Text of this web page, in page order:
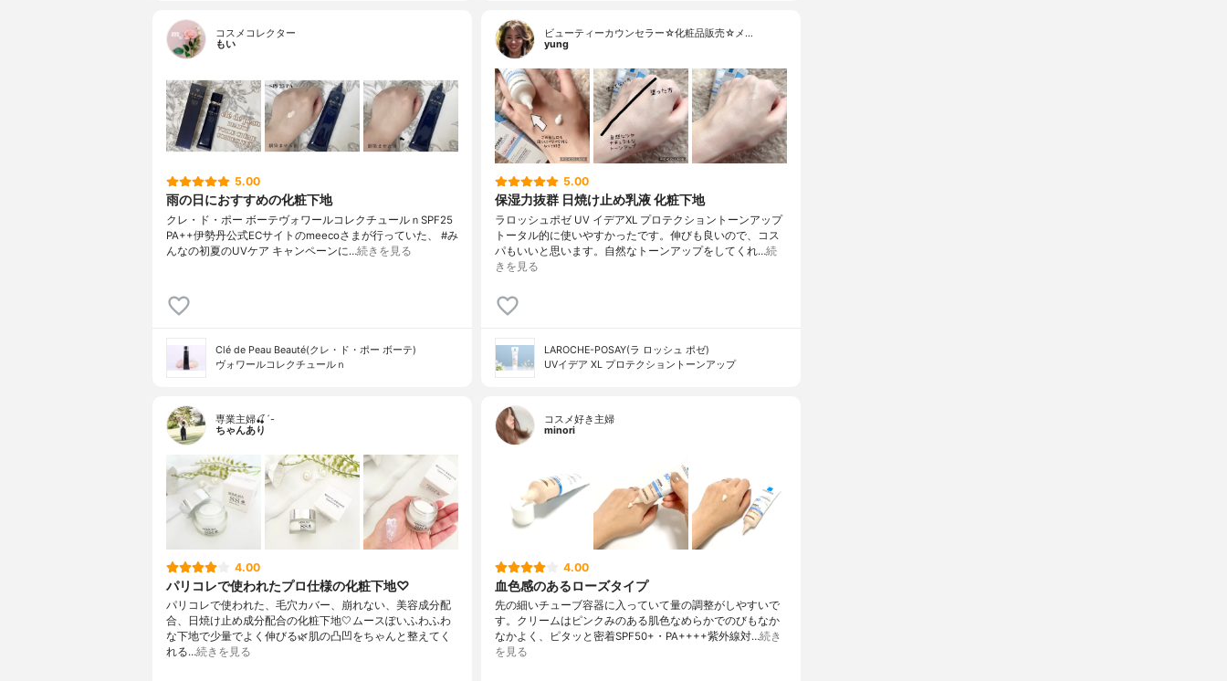
コスメコレクター
もい
5.00
雨の日におすすめの化粧下地
クレ・ド・ポー ボーテヴォワールコレクチュールｎSPF25
PA++伊勢丹公式ECサイトのmeecoさまが行っていた、 #み
んなの初夏のUVケア キャンペーンに…続きを見る
Clé de Peau Beauté(クレ・ド・ポー ボーテ)
ヴォワールコレクチュールｎ
ビューティーカウンセラー☆化粧品販売☆メ…
yung
5.00
保湿力抜群 日焼け止め乳液 化粧下地
ラロッシュポゼ UV イデアXL プロテクショントーンアップ
トータル的に使いやすかったです。伸びも良いので、コス
パもいいと思います。自然なトーンアップをしてくれ…続
きを見る
LAROCHE-POSAY(ラ ロッシュ ポゼ)
UVイデア XL プロテクショントーンアップ
専業主婦🍒´-
ちゃんあり
4.00
パリコレで使われたプロ仕様の化粧下地♡
パリコレで使われた、毛穴カバー、崩れない、美容成分配
合、日焼け止め成分配合の化粧下地🤍ムースぽいふわふわ
な下地で少量でよく伸びる🌿肌の凸凹をちゃんと整えてく
れる…続きを見る
コスメ好き主婦
minori
4.00
血色感のあるローズタイプ
先の細いチューブ容器に入っていて量の調整がしやすいで
す。クリームはピンクみのある肌色なめらかでのびもなか
なかよく、ピタッと密着SPF50+・PA++++紫外線対…続き
を見る